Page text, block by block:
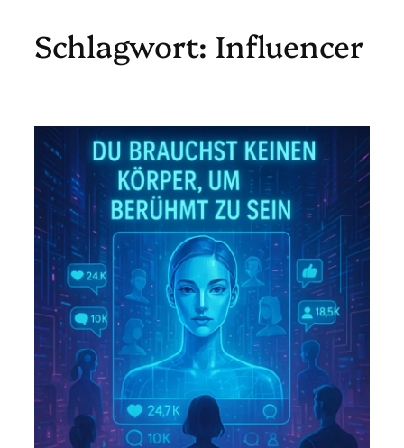
Zum
InhaltSchlagwort: Influencer